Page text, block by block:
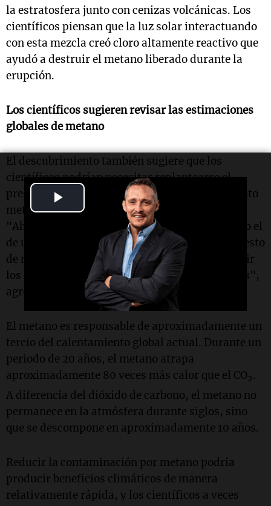
la estratosfera junto con cenizas volcánicas. Los
científicos piensan que la luz solar interactuando
con esta mezcla creó cloro altamente reactivo que
ayudó a destruir el metano liberado durante la
erupción.
Los científicos sugieren revisar las estimaciones
globales de metano
El descubrimiento también sugiere que los
científicos podrían necesitar replantearse el
presupuesto global de metano, que estima cuánto
metano entra y sale de la atmósfera terrestre.
"Ahora sabemos que el polvo atmosférico, como el
de una erupción volcánica, impacta el presupuesto
de metano, lo que significa que debemos corregir
los datos en los que se basan estas estimaciones",
agregó
Matthew Johnson.
El metano es responsable de aproximadamente un
tercio del calentamiento global actual. Durante un
periodo de 20 años, el metano atrapa
aproximadamente 80 veces más calor que el CO2.
A diferencia del dióxido de carbono, el metano no
permanece en la atmósfera durante siglos, sino
que se descompone en aproximadamente 10 años.
Reducir la contaminación por metano podría
producir beneficios climáticos de manera
relativamente rápida, y los científicos a veces